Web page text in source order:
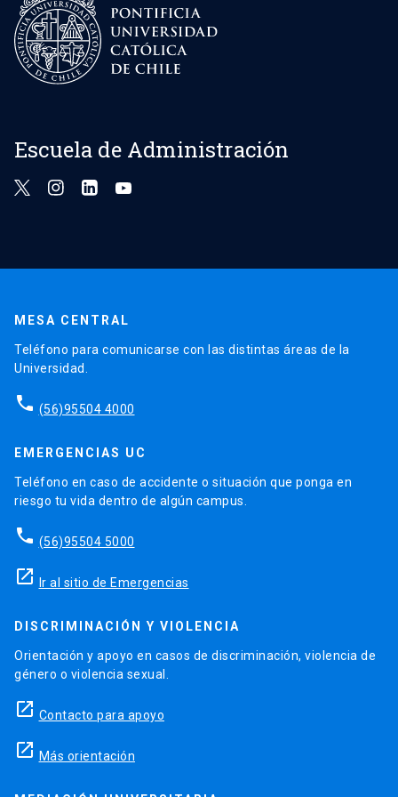
Escuela de Administración
MESA CENTRAL
Teléfono para comunicarse con las distintas áreas de la
Universidad.
phone (56)95504 4000
EMERGENCIAS UC
Teléfono en caso de accidente o situación que ponga en
riesgo tu vida dentro de algún campus.
phone (56)95504 5000
launch Ir al sitio de Emergencias
DISCRIMINACIÓN Y VIOLENCIA
Orientación y apoyo en casos de discriminación, violencia de
género o violencia sexual.
launch Contacto para apoyo
launch Más orientación